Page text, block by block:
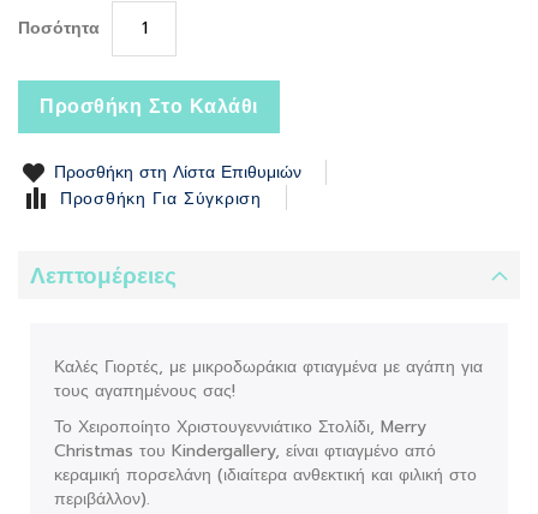
Ποσότητα
Προσθήκη Στο Καλάθι
Προσθήκη στη Λίστα Επιθυμιών
Προσθήκη Για Σύγκριση
Λεπτομέρειες
Καλές Γιορτές, με μικροδωράκια φτιαγμένα με αγάπη για
τους αγαπημένους σας!
Το Χειροποίητο Χριστουγεννιάτικο Στολίδι, Merry
Christmas του Kindergallery, είναι φτιαγμένο από
κεραμική πορσελάνη (ιδιαίτερα ανθεκτική και φιλική στο
περιβάλλον).